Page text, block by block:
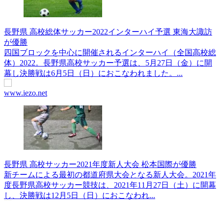
長野県 高校総体サッカー2022インターハイ予選 東海大諏訪
が優勝
四国ブロックを中心に開催されるインターハイ（全国高校総
体）2022。長野県高校サッカー予選は、5月27日（金）に開
幕し決勝戦は6月5日（日）におこなわれました。...
www.iezo.net
長野県 高校サッカー2021年度新人大会 松本国際が優勝
新チームによる最初の都道府県大会となる新人大会。2021年
度長野県高校サッカー競技は、2021年11月27日（土）に開幕
し、決勝戦は12月5日（日）におこなわれ...